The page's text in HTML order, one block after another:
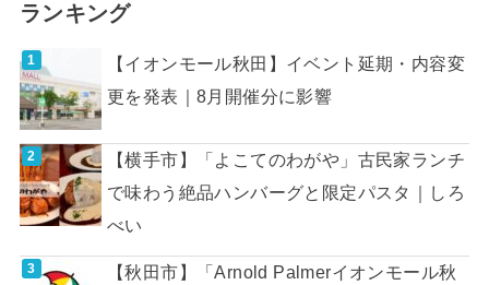
ランキング
【イオンモール秋田】イベント延期・内容変
更を発表｜8月開催分に影響
【横手市】「よこてのわがや」古民家ランチ
で味わう絶品ハンバーグと限定パスタ｜しろ
べい
【秋田市】「Arnold Palmerイオンモール秋